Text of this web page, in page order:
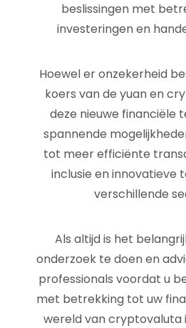
beslissingen met
investeringen en
Hoewel er onzekerheid
koers van de yuan en
deze nieuwe financiële
spannende
tot meer efficiënte
inclusie en innovatieve
verschillende
Als altijd is het
onderzoek te doen en
professionals voordat u
met betrekking tot uw
wereld van cryptovaluta